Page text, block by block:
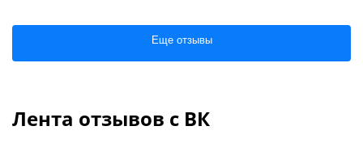
Еще отзывы
Лента отзывов с ВК